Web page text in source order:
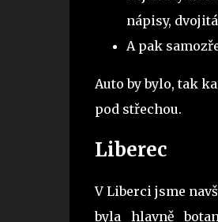
nápisy,
A pak
Auto by bylo, tak
pod střechou.
Liberec
V Liberci jsme
byla hlavně